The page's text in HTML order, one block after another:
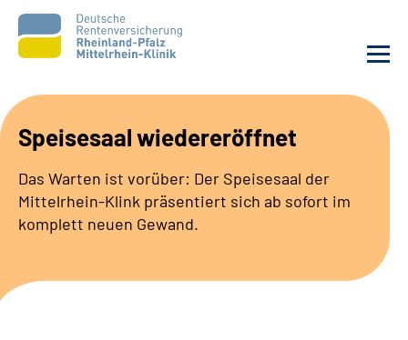
Ihre Rehabilitation
Speisesaal wiedereröffnet
Das Warten ist vorüber: Der Speisesaal der
Mittelrhein-Klink präsentiert sich ab sofort im
komplett neuen Gewand.